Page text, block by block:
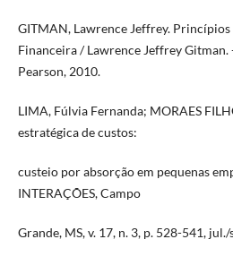
GITMAN, Lawrence Jeffrey.
Financeira / Lawrence Jeffrey Gitman.
Pearson, 2010.
LIMA, Fúlvia Fernanda; MORAES
estratégica de custos:
custeio por absorção em pequenas
INTERAÇÕES, Campo
Grande, MS, v. 17, n. 3, p. 528-541,